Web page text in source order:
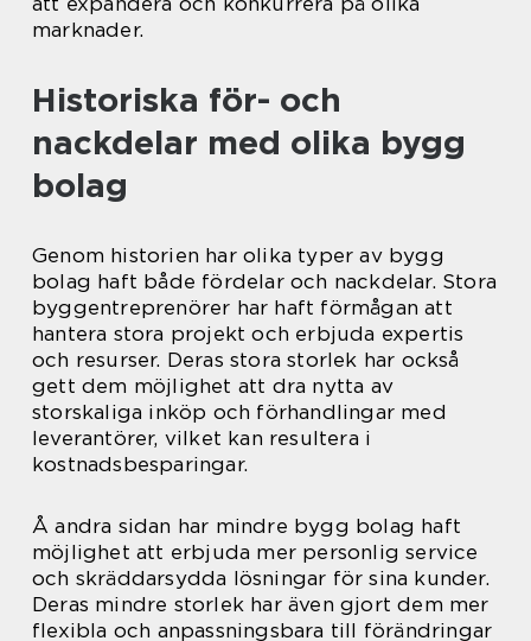
marknader.
Historiska för- och
nackdelar med olika bygg
bolag
Genom historien har olika typer av bygg
bolag haft både fördelar och nackdelar. Stora
byggentreprenörer har haft förmågan att
hantera stora projekt och erbjuda expertis
och resurser. Deras stora storlek har också
gett dem möjlighet att dra nytta av
storskaliga inköp och förhandlingar med
leverantörer, vilket kan resultera i
kostnadsbesparingar.
Å andra sidan har mindre bygg bolag haft
möjlighet att erbjuda mer personlig service
och skräddarsydda lösningar för sina kunder.
Deras mindre storlek har även gjort dem mer
flexibla och anpassningsbara till förändringar